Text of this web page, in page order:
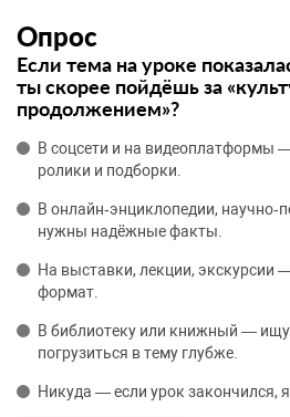
Опрос
Если тема на уроке
ты скорее пойдёшь за
продолжением»?
В соцсети и на видеоплатформы
ролики и подборки.
В онлайн‑энциклопедии,
нужны надёжные факты.
На выставки, лекции,
формат.
В библиотеку или книжный — ищу
погрузиться в тему глубже.
Никуда — если урок закончился,